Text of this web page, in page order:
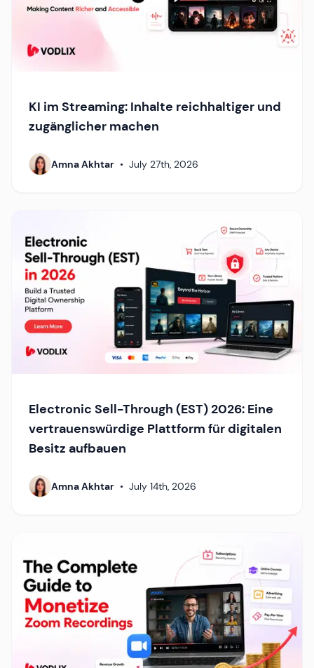
KI im Streaming: Inhalte reichhaltiger und
zugänglicher machen
Amna Akhtar • July 27th, 2026
Electronic Sell-Through (EST) 2026: Eine
vertrauenswürdige Plattform für digitalen
Besitz aufbauen
Amna Akhtar • July 14th, 2026